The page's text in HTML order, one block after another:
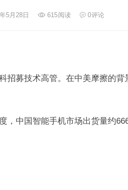
5月28日 615阅读 0评论
招募技术高管。在中美摩擦的背
，中国智能手机市场出货量约